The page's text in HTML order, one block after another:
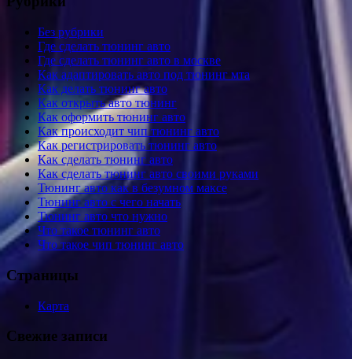
Без рубрики
Где сделать тюнинг авто
Где сделать тюнинг авто в москве
Как адаптировать авто под тюнинг мта
Как делать тюнинг авто
Как открыть авто тюнинг
Как оформить тюнинг авто
Как происходит чип тюнинг авто
Как регистрировать тюнинг авто
Как сделать тюнинг авто
Как сделать тюнинг авто своими руками
Тюнинг авто как в безумном максе
Тюнинг авто с чего начать
Тюнинг авто что нужно
Что такое тюнинг авто
Что такое чип тюнинг авто
Страницы
Карта
Свежие записи